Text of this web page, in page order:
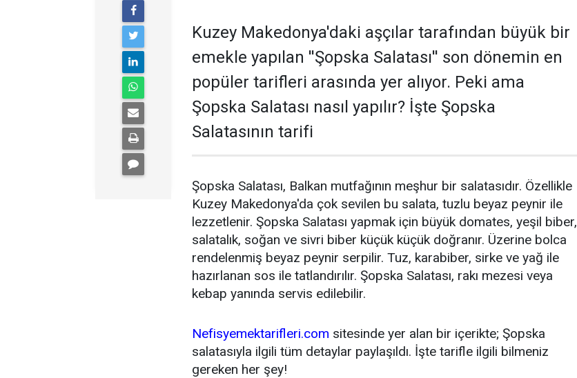
Kuzey Makedonya'daki aşçılar tarafından büyük bir
emekle yapılan ''Şopska Salatası'' son dönemin en
popüler tarifleri arasında yer alıyor. Peki ama
Şopska Salatası nasıl yapılır? İşte Şopska
Salatasının tarifi
Şopska Salatası, Balkan mutfağının meşhur bir salatasıdır. Özellikle
Kuzey Makedonya'da çok sevilen bu salata, tuzlu beyaz peynir ile
lezzetlenir. Şopska Salatası yapmak için büyük domates, yeşil biber,
salatalık, soğan ve sivri biber küçük küçük doğranır. Üzerine bolca
rendelenmiş beyaz peynir serpilir. Tuz, karabiber, sirke ve yağ ile
hazırlanan sos ile tatlandırılır. Şopska Salatası, rakı mezesi veya
kebap yanında servis edilebilir.
Nefisyemektarifleri.com sitesinde yer alan bir içerikte; Şopska
salatasıyla ilgili tüm detaylar paylaşıldı. İşte tarifle ilgili bilmeniz
gereken her şey!